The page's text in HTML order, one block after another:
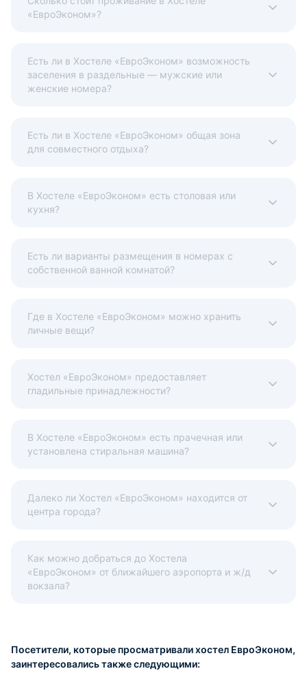
«ЕвроЭконом»?
Есть ли в Хостеле «ЕвроЭконом» возможность
заселения в раздельные — мужские или
женские номера?
Есть ли в Хостеле «ЕвроЭконом» общая зона
для совместного отдыха?
В Хостеле «ЕвроЭконом» есть столовая или
кухня?
Есть ли варианты размещения в номерах с
собственной ванной комнатой?
Где в Хостеле «ЕвроЭконом» можно хранить
личные вещи?
Хостел «ЕвроЭконом» предоставляет
гладильные принадлежности?
В Хостеле «ЕвроЭконом» есть прачечная или
установлена стиральная машина?
Далеко ли Хостел «ЕвроЭконом» находится от
центра города?
Как можно добраться до Хостела
«ЕвроЭконом» от ближайшего аэропорта и ж/д
вокзала?
Посетители, которые просматривали хостел ЕвроЭконом,
заинтересовались также следующими: